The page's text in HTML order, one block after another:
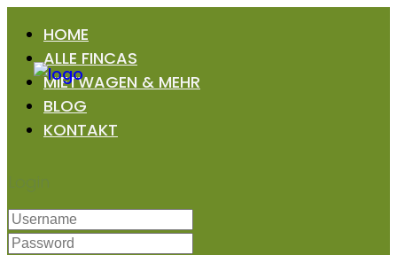
HOME
ALLE FINCAS
MIETWAGEN & MEHR
BLOG
KONTAKT
Login